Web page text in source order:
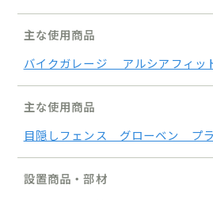
主な使用商品
バイクガレージ アルシアフィッ
主な使用商品
目隠しフェンス グローベン プ
設置商品・部材